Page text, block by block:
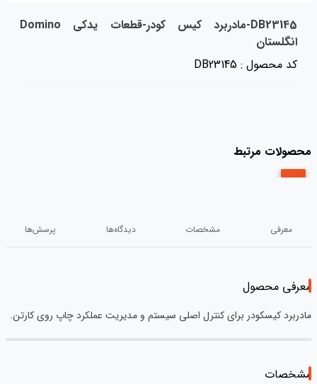
DB23145-مادربرد کیس کودر-قطعات یدکی Domino
انگلستان
کد محصول : DB23145
محصولات مرتبط
معرفی مشخصات دیدگاه‌ها پرسش‌ها
معرفی محصول
مادربرد کیسکودر برای کنترل اصلی سیستم و مدیریت عملکرد چاپ روی کارتن.
مشخصات